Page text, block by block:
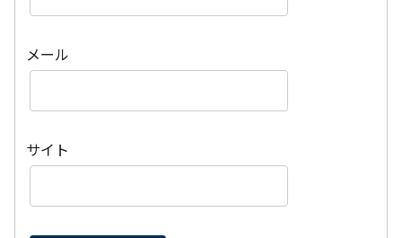
メール
サイト